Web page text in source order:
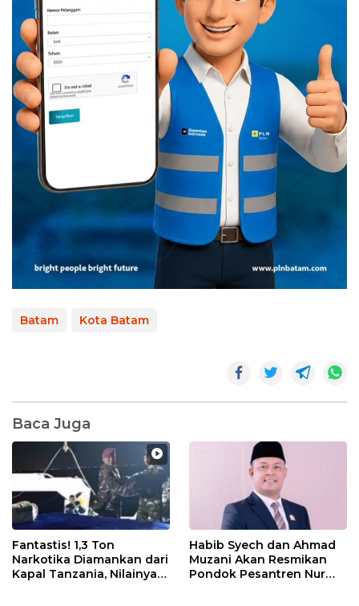
Batam Kota Batam
Baca Juga
Fantastis! 1,3 Ton
Narkotika Diamankan dari
Kapal Tanzania, Nilainya
Habib Syech dan Ahmad
Muzani Akan Resmikan
Pondok Pesantren Nur